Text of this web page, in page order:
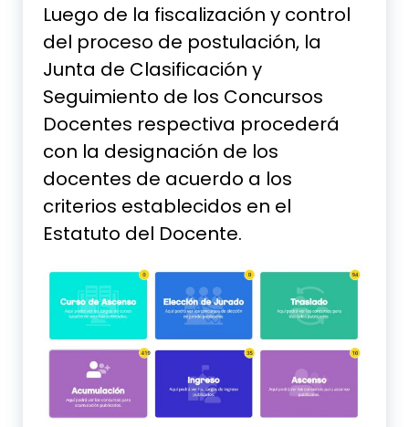
Luego de la fiscalización y control
del proceso de postulación, la
Junta de Clasificación y
Seguimiento de los Concursos
Docentes respectiva procederá
con la designación de los
docentes de acuerdo a los
criterios establecidos en el
Estatuto del Docente.